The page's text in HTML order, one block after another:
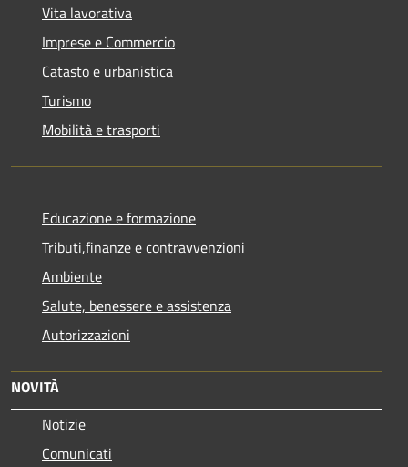
Vita lavorativa
Imprese e Commercio
Catasto e urbanistica
Turismo
Mobilità e trasporti
Educazione e formazione
Tributi,finanze e contravvenzioni
Ambiente
Salute, benessere e assistenza
Autorizzazioni
NOVITÀ
Notizie
Comunicati